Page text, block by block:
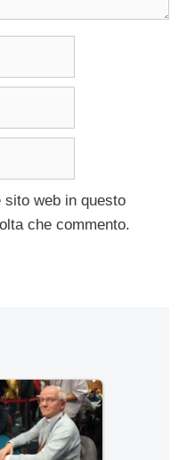
web in questo
che commento.